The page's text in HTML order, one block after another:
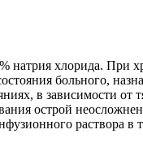
натрия хлорида. При
больного,
в зависимости от
острой
раствора в